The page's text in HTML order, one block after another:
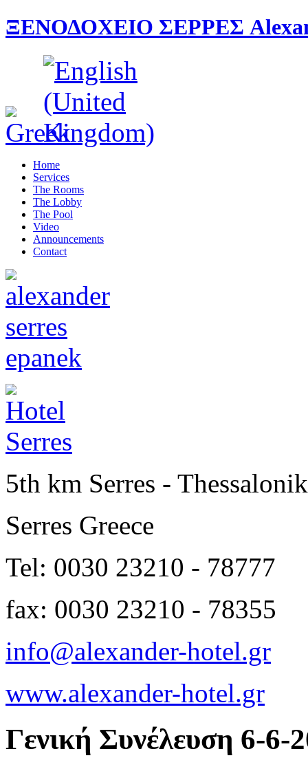
ΞΕΝΟΔΟΧΕΙΟ ΣΕΡΡΕΣ
Home
Services
The Rooms
The Lobby
The Pool
Video
Announcements
Contact
5th km Serres -
Serres Greece
Tel: 0030 23210 - 78777
fax: 0030 23210 - 78355
info@alexander-hotel.gr
www.alexander-hotel.gr
Γενική Συνέλευση 6-6-